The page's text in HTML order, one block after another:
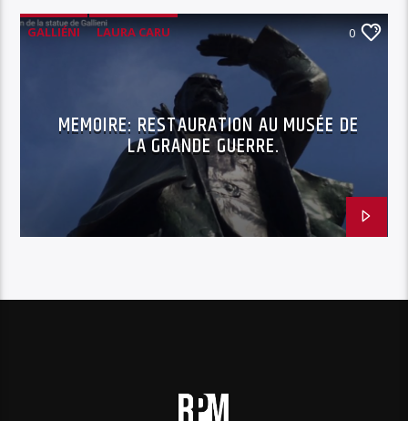
GALLIÉNI
LAURA CARU
RESTAURATION OEUVRE D'ART
0
MEMOIRE: RESTAURATION AU MUSÉE DE
LA GRANDE GUERRE.